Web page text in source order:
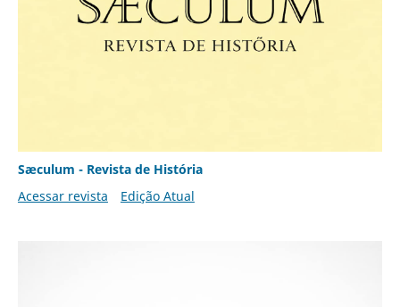
Sæculum - Revista de História
Acessar revista
Edição Atual